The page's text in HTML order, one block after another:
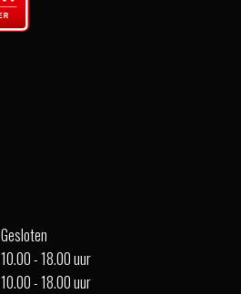
Gesloten
10.00 - 18.00 uur
10.00 - 18.00 uur